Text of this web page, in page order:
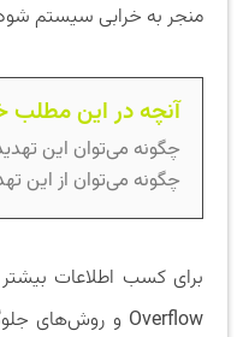
منجر به خرابی سیستم
آنچه در این مطلب
چگونه می‌توان این
چگونه می‌توان از این
برای کسب اطلاعات
Overflow و روش‌های